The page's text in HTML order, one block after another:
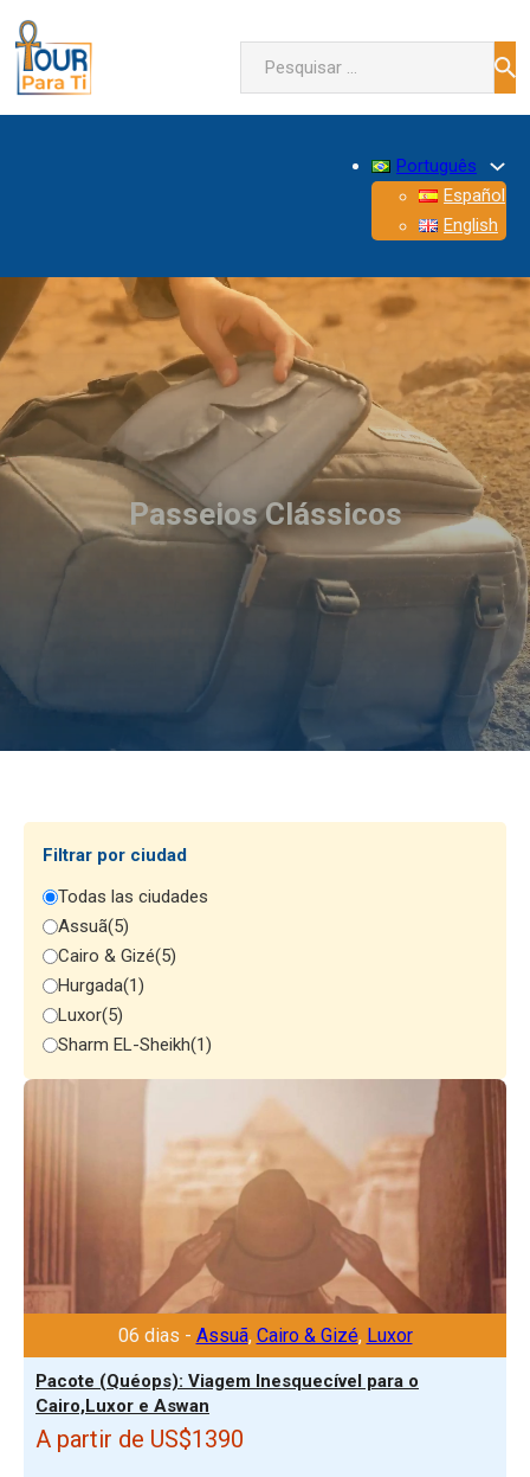
Pesquisar
Português
Español
English
Passeios Clássicos
Filtrar por ciudad
Todas las ciudades
Assuã(5)
Cairo & Gizé(5)
Hurgada(1)
Luxor(5)
Sharm EL-Sheikh(1)
06 dias - Assuã, Cairo & Gizé, Luxor
Pacote (Quéops): Viagem Inesquecível para o
Cairo,Luxor e Aswan
A partir de US$1390